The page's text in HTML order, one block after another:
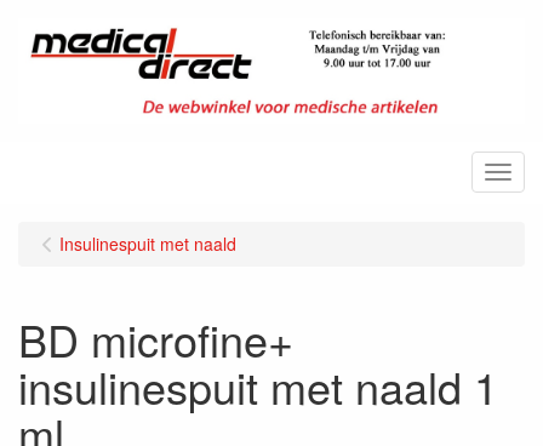
Menu
Insulinespuit met naald
BD microfine+
insulinespuit met naald 1
ml